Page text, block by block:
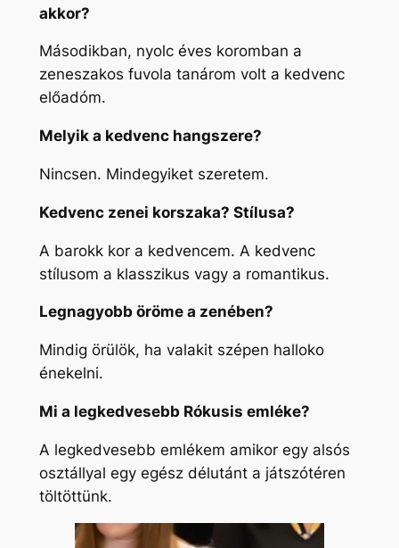
akkor?
Másodikban, nyolc éves koromban a
zeneszakos fuvola tanárom volt a kedvenc
előadóm.
Melyik a kedvenc hangszere?
Nincsen. Mindegyiket szeretem.
Kedvenc zenei korszaka? Stílusa?
A barokk kor a kedvencem. A kedvenc
stílusom a klasszikus vagy a romantikus.
Legnagyobb öröme a zenében?
Mindig örülök, ha valakit szépen halloko
énekelni.
Mi a legkedvesebb Rókusis emléke?
A legkedvesebb emlékem amikor egy alsós
osztállyal egy egész délutánt a játszótéren
töltöttünk.